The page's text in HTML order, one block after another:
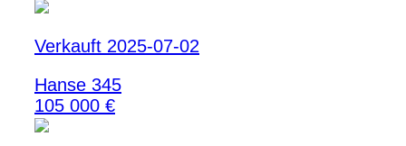
Verkauft 2025-07-02
Hanse 345
105 000 €